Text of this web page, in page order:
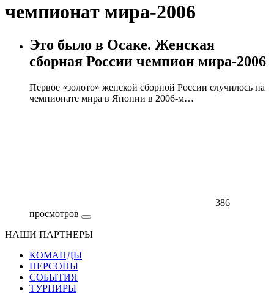
чемпионат мира-2006
Это было в Осаке. Женская
сборная России чемпион мира-2006
Первое «золото» женской сборной России случилось на
чемпионате мира в Японии в 2006-м…
386
просмотров
НАШИ ПАРТНЕРЫ
КОМАНДЫ
ПЕРСОНЫ
СОБЫТИЯ
ТУРНИРЫ